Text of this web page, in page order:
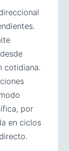
cotidiana.
por
en ciclos